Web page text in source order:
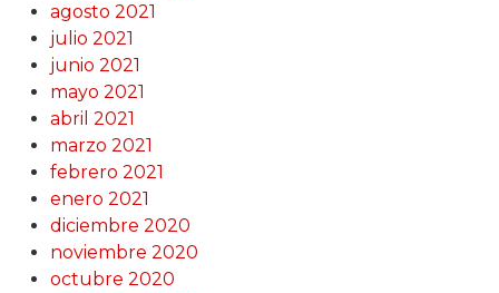
agosto 2021
julio 2021
junio 2021
mayo 2021
abril 2021
marzo 2021
febrero 2021
enero 2021
diciembre 2020
noviembre 2020
octubre 2020